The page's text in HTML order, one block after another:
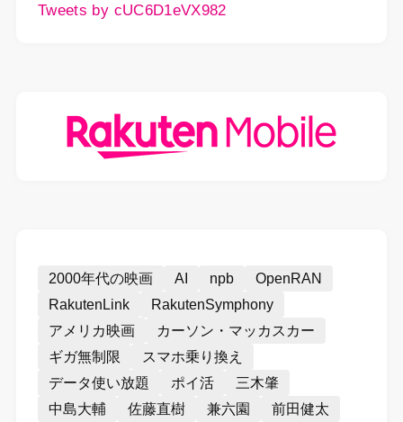
Tweets by cUC6D1eVX982
2000年代の映画 AI npb
OpenRAN
RakutenLink
RakutenSymphony
アメリカ映画
カーソン・マッカスカー
ギガ無制限
スマホ乗り換え
データ使い放題
ポイ活
三木肇
中島大輔
佐藤直樹 兼六園
前田健太